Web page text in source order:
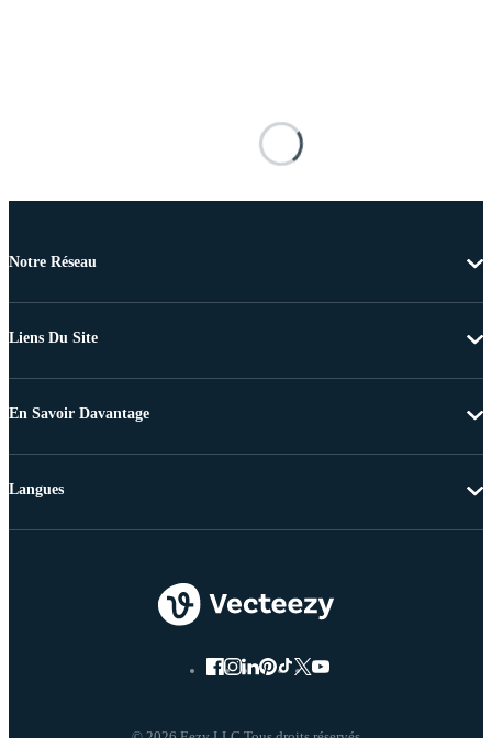
Notre Réseau
Liens Du Site
En Savoir Davantage
Langues